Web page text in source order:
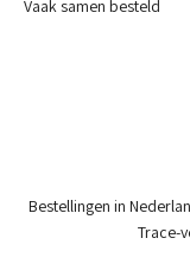
Bestellingen in
Trace-